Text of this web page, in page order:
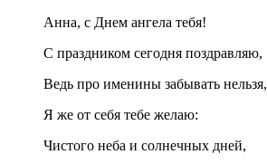
Анна, с Днем ангела тебя!
С праздником сегодня поздравляю,
Ведь про именины забывать нельзя,
Я же от себя тебе желаю:
Чистого неба и солнечных дней,